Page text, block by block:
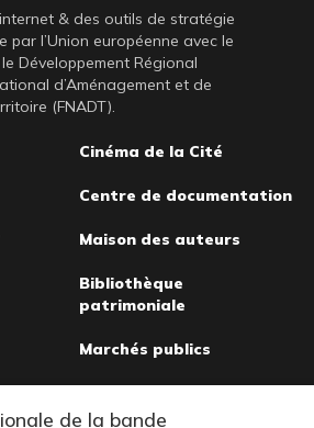
& des outils de stratégie
par l’Union européenne avec le
Développement Régional
d’Aménagement et de
(FNADT).
Cinéma de la Cité
Centre de documentation
Maison des auteurs
Bibliothèque
patrimoniale
Marchés publics
de la bande